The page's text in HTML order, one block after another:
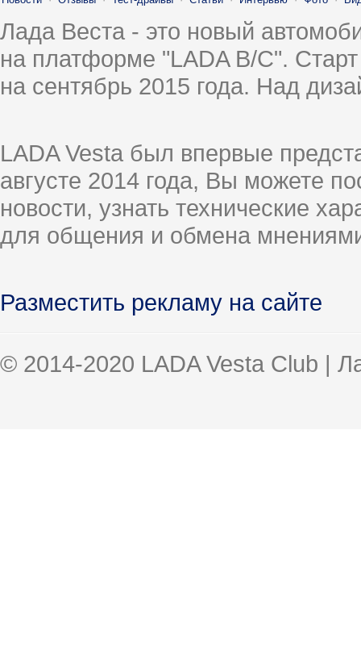
Лада Веста - это новый
на платформе "LADA B/C".
на сентябрь 2015 года. Над
LADA Vesta был впервые
августе 2014 года, Вы можете
новости, узнать технические
для общения и обмена
Разместить рекламу на сайте
© 2014-2020 LADA Vesta Club |